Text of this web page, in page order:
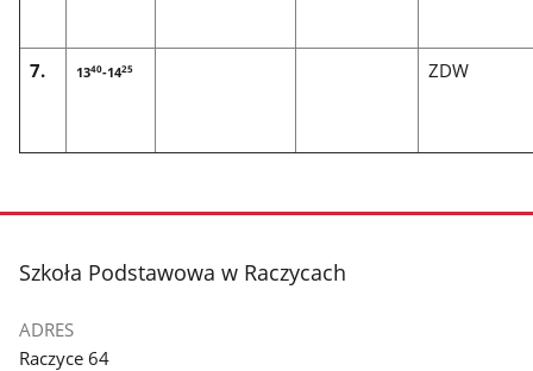
7. 1340-1425 ZDW
stopka
Szkoła Podstawowa w Raczycach
ADRES
Raczyce 64